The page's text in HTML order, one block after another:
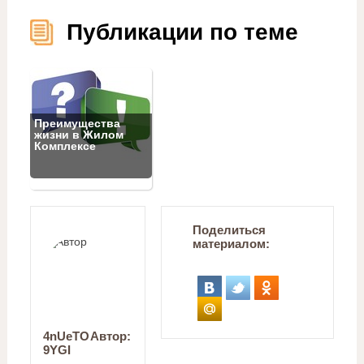
Публикации по теме
Преимущества
жизни в Жилом
Комплексе
Автор:
4nUeTO
9YGI
Поделиться
материалом: